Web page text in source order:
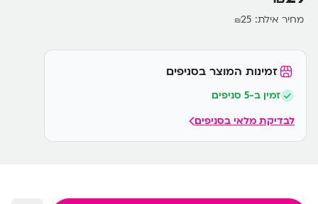
מחיר אילת: ₪25
זמינות המוצר בסניפים
זמין ב-5 סניפים
לבדיקת מלאי בסניפים